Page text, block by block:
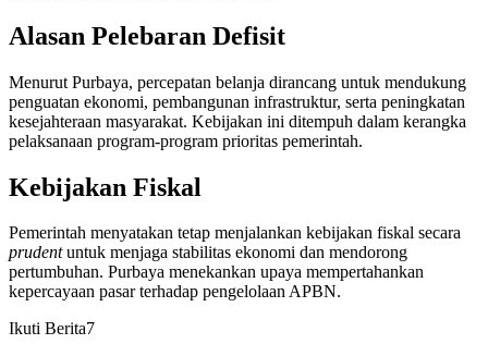
Alasan Pelebaran Defisit
Menurut Purbaya, percepatan belanja dirancang untuk mendukung
penguatan ekonomi, pembangunan infrastruktur, serta peningkatan
kesejahteraan masyarakat. Kebijakan ini ditempuh dalam kerangka
pelaksanaan program-program prioritas pemerintah.
Kebijakan Fiskal
Pemerintah menyatakan tetap menjalankan kebijakan fiskal secara
prudentuntuk menjaga stabilitas ekonomi dan mendorong
pertumbuhan. Purbaya menekankan upaya mempertahankan
kepercayaan pasar terhadap pengelolaan APBN.
Ikuti Berita7